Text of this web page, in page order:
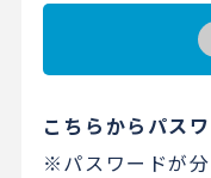
こちらからパス
※パスワードが